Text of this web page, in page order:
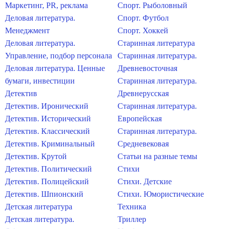
Маркетинг, PR, реклама
Деловая литература.
Менеджмент
Деловая литература.
Управление, подбор персонала
Деловая литература. Ценные
бумаги, инвестиции
Детектив
Детектив. Иронический
Детектив. Исторический
Детектив. Классический
Детектив. Криминальный
Детектив. Крутой
Детектив. Политический
Детектив. Полицейский
Детектив. Шпионский
Детская литература
Детская литература.
Спорт. Рыболовный
Спорт. Футбол
Спорт. Хоккей
Старинная литература
Старинная литература.
Древневосточная
Старинная литература.
Древнерусская
Старинная литература.
Европейская
Старинная литература.
Средневековая
Статьи на разные темы
Стихи
Стихи. Детские
Стихи. Юмористические
Техника
Триллер